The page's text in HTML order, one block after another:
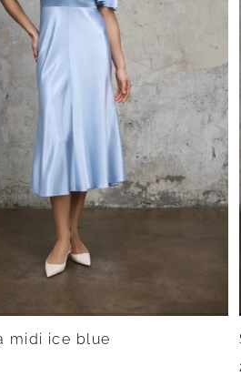
midi ice blue